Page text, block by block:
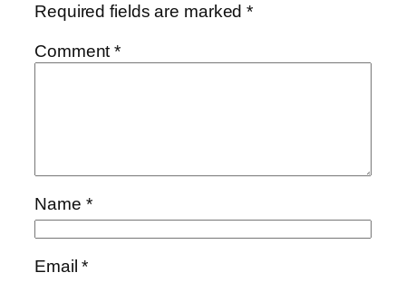
Required fields are marked*
Comment*
Name *
Email*